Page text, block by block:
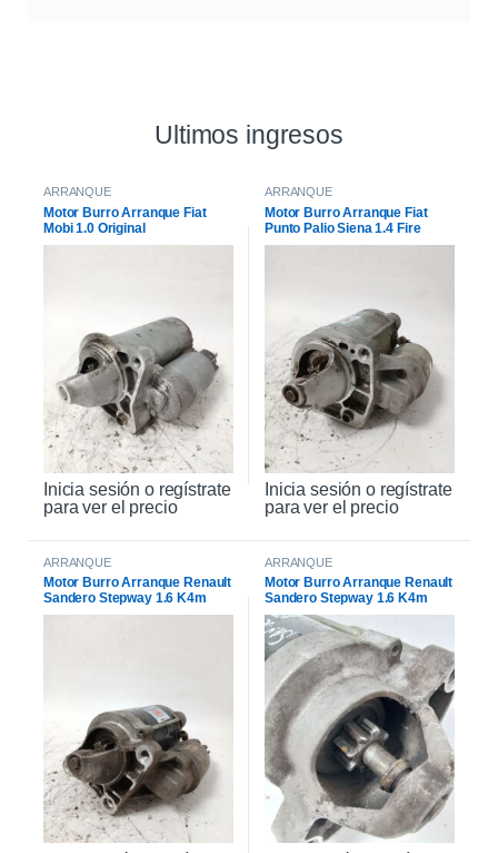
Ultimos ingresos
ARRANQUE
Motor Burro Arranque Fiat
Mobi 1.0 Original
Inicia sesión o regístrate
para ver el precio
ARRANQUE
Motor Burro Arranque Fiat
Punto Palio Siena 1.4 Fire
Original
Inicia sesión o regístrate
para ver el precio
ARRANQUE
Motor Burro Arranque Renault
Sandero Stepway 1.6 K4m
Original
ARRANQUE
Motor Burro Arranque Renault
Sandero Stepway 1.6 K4m